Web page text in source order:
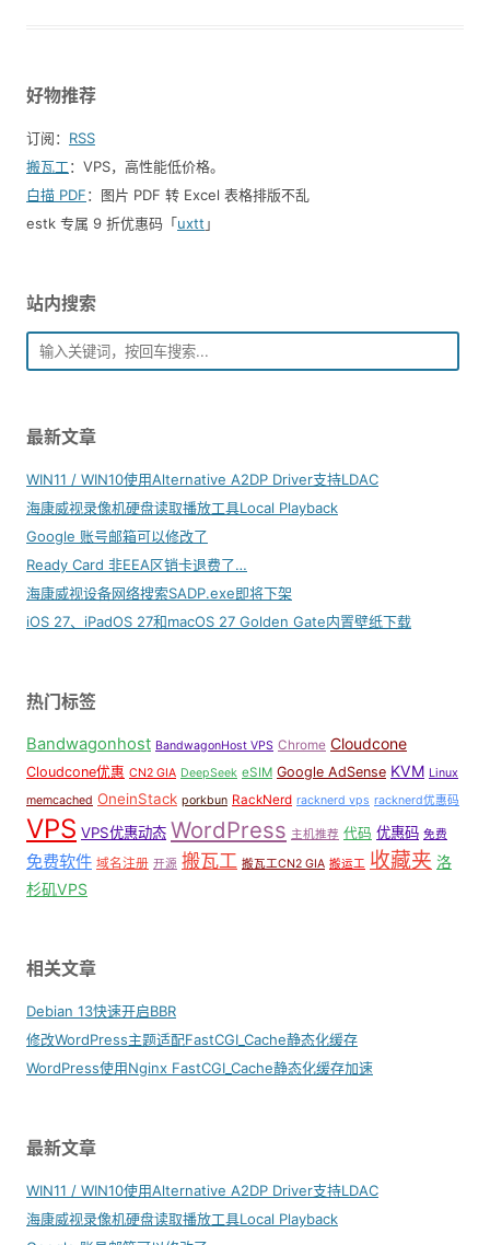
好物推荐
订阅： RSS
搬瓦工：VPS，高性能低价格。️
白描 PDF：图片 PDF 转 Excel 表格排版不乱
estk 专属 9 折优惠码「uxtt 」
站内搜索
最新文章
WIN11 / WIN10使用Alternative A2DP Driver支持LDAC
海康威视录像机硬盘读取播放工具Local Playback
Google 账号邮箱可以修改了
Ready Card 非EEA区销卡退费了…
海康威视设备网络搜索SADP.exe即将下架
iOS 27、iPadOS 27和macOS 27 Golden Gate内置壁纸下载
热门标签
Bandwagonhost BandwagonHost VPS Chrome Cloudcone
Cloudcone优惠 CN2 GIA DeepSeek eSIM Google AdSense KVM Linux
memcached OneinStack porkbun RackNerd racknerd vps racknerd优惠码
VPS VPS优惠动态 WordPress 主机推荐 代码 优惠码 免费
免费软件 域名注册 开源 搬瓦工 搬瓦工CN2 GIA 搬运工 收藏夹 洛
杉矶VPS
相关文章
Debian 13快速开启BBR
修改WordPress主题适配FastCGI_Cache静态化缓存
WordPress使用Nginx FastCGI_Cache静态化缓存加速
最新文章
WIN11 / WIN10使用Alternative A2DP Driver支持LDAC
海康威视录像机硬盘读取播放工具Local Playback